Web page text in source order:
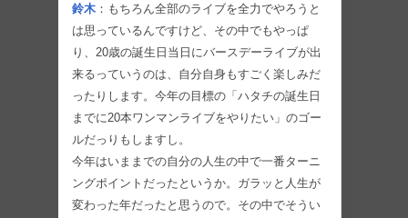
鈴木 ：もちろん全部のライブを全力でやろうと
は思っているんですけど、その中でもやっぱ
り、20歳の誕生日当日にバースデーライブが出
来るっていうのは、自分自身もすごく楽しみだ
ったりします。今年の目標の「ハタチの誕生日
までに20本ワンマンライブをやりたい」のゴー
ルだっりもしますし。
今年はいままでの自分の人生の中で一番ターニ
ングポイントだったというか。ガラッと人生が
変わった年だったと思うので。その中でそうい